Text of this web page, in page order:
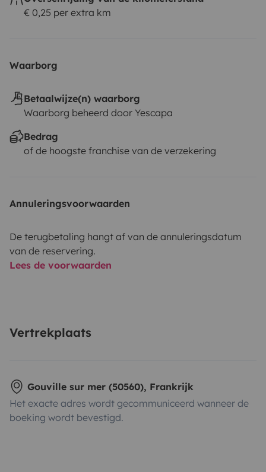
€ 0,25 per extra km
Waarborg
Betaalwijze(n) waarborg
Waarborg beheerd door Yescapa
Bedrag
of de hoogste franchise van de verzekering
Annuleringsvoorwaarden
De terugbetaling hangt af van de annuleringsdatum
van de reservering.
Lees de voorwaarden
Vertrekplaats
Gouville sur mer (50560), Frankrijk
Het exacte adres wordt gecommuniceerd wanneer de
boeking wordt bevestigd.